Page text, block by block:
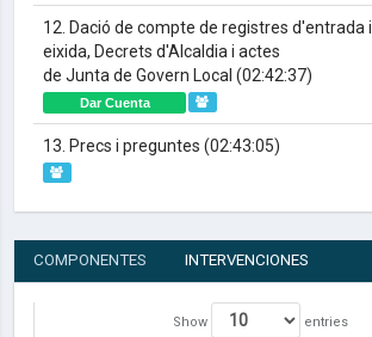
12. Dació de compte de registres d'entrada i
eixida, Decrets d'Alcaldia i actes
de Junta de Govern Local (02:42:37)
Dar Cuenta
13. Precs i preguntes (02:43:05)
COMPONENTES INTERVENCIONES
Show entries